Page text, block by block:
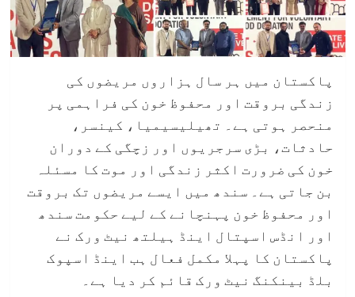
پاکستان میں ہر سال ہزاروں مریضوں کی
زندگی بروقت اور محفوظ خون کی فراہمی پر
منحصر ہوتی ہے۔ تھیلیسیمیا، کینسر،
حادثات، بڑی سرجریوں اور زچگی کے دوران
خون کی ضرورت اکثر زندگی اور موت کا مسئلہ
بن جاتی ہے۔ سندھ میں ایسے مریضوں تک بروقت
اور محفوظ خون پہنچانے کے لیے حکومت سندھ
اور انڈس اسپتال اینڈ ہیلتھ نیٹ ورک نے
پاکستان کا پہلا مکمل فعال ہب اینڈ اسپوک
بلڈ بینکنگ نیٹ ورک قائم کر دیا ہے۔